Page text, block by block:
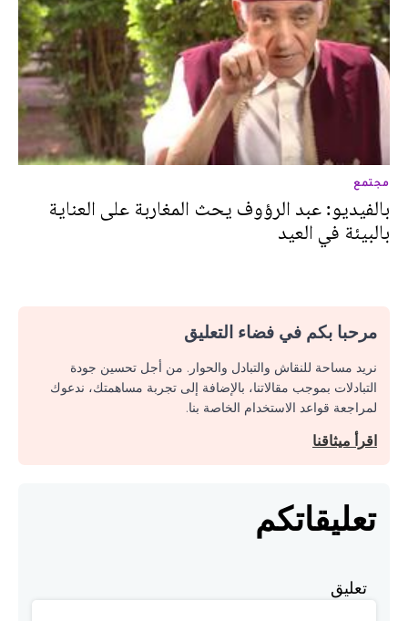
مجتمع
بالفيديو: عبد الرؤوف يحث المغاربة على العناية
بالبيئة في العيد
مرحبا بكم في فضاء التعليق
نريد مساحة للنقاش والتبادل والحوار. من أجل تحسين جودة
التبادلات بموجب مقالاتنا، بالإضافة إلى تجربة مساهمتك، ندعوك
لمراجعة قواعد الاستخدام الخاصة بنا.
اقرأ ميثاقنا
تعليقاتكم
تعليق